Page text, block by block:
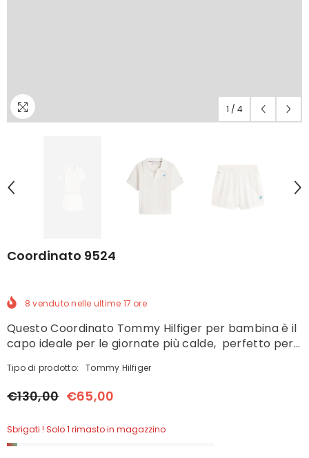
1 / 4
Coordinato 9524
8 venduto nelle ultime 17 ore
Questo Coordinato Tommy Hilfiger per bambina è il
capo ideale per le giornate più calde, perfetto per...
Tipo di prodotto: Tommy Hilfiger
€130,00 €65,00
Sbrigati ! Solo 1 rimasto in magazzino